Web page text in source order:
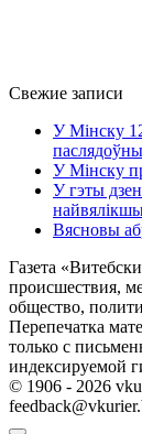
Свежие записи
У Мінску
У Мінску
У гэты
Вясновы
Газета
происшествия,
общество,
Перепечатка
только с
индексируемой
© 1906 - 2026